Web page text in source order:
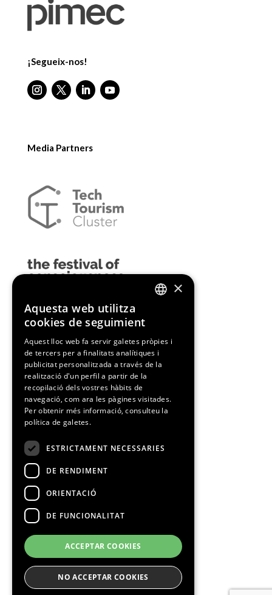
¡Segueix-nos!
Media Partners
CATALAN
×
Aquesta web utilitza
cookies de seguimient
Aquest lloc web fa servir galetes pròpies i
de tercers per a finalitats analítiques i
publicitat personalitzada a través de la
realització d'un perfil a partir de la
recopilació dels vostres hàbits de
navegació, com ara les pàgines visitades.
Per obtenir més informació, consulteu la
política de galetes.
ESTRICTAMENT NECESSARIES
DE RENDIMENT
ORIENTACIÓ
DE FUNCIONALITAT
ACCEPTAR COOKIES
NO ACCEPTAR COOKIES